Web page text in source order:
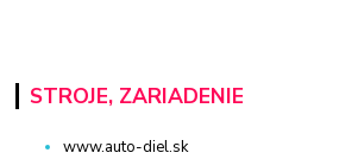
STROJE, ZARIADENIE
www.auto-diel.sk